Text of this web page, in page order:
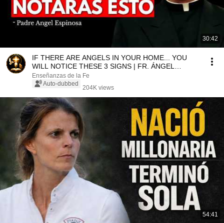
30:42
IF THERE ARE ANGELS IN YOUR HOME... YOU
WILL NOTICE THESE 3 SIGNS | FR. ÁNGEL
ESPINOSA DE LOS MON...
Enseñanzas de la Fe
Auto-dubbed
204K views
54:41